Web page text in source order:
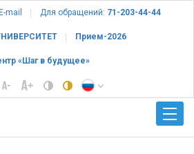
E-mail Для обращений: 71-203-44-44
Прием-2026
«Шаг в будущее»